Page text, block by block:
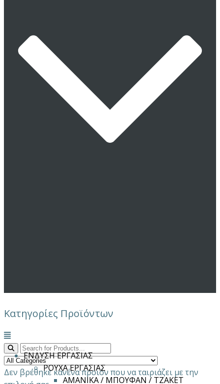
Κατηγορίες Προϊόντων
Μενού
ΕΝΔΥΣΗ ΕΡΓΑΣΙΑΣ
ΡΟΥΧΑ ΕΡΓΑΣΙΑΣ
ΑΜΑΝΙΚΑ / ΜΠΟΥΦΑΝ / ΤΖΑΚΕΤ
Δεν βρέθηκε κανένα προϊόν που να ταιριάζει με την